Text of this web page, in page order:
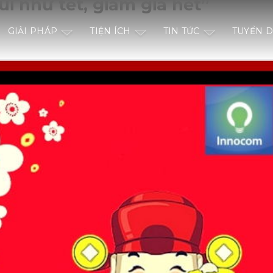
GIẢI PHÁP TIỆN ÍCH TIN TỨC TUYỂN
như tết, giảm giá hết”